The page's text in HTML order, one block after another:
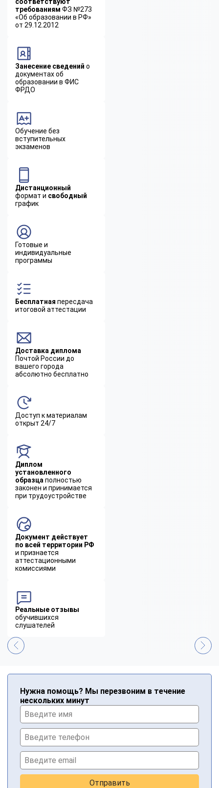
требованиям ФЗ №273
«Об образовании в РФ»
от 29.12.2012
Занесение сведений о
документах об
образовании в ФИС
ФРДО
Обучение без
вступительных
экзаменов
Дистанционный
формат и свободный
график
Готовые и
индивидуальные
программы
Бесплатная пересдача
итоговой аттестации
Доставка диплома
Почтой России до
вашего города
абсолютно бесплатно
Доступ к материалам
открыт 24/7
Диплом
установленного
образца полностью
законен и принимается
при трудоустройстве
Документ действует
по всей территории РФ
и признается
аттестационными
комиссиями
Реальные отзывы
обучившихся
слушателей
Нужна помощь? Мы перезвоним в течение
нескольких минут
Отправить